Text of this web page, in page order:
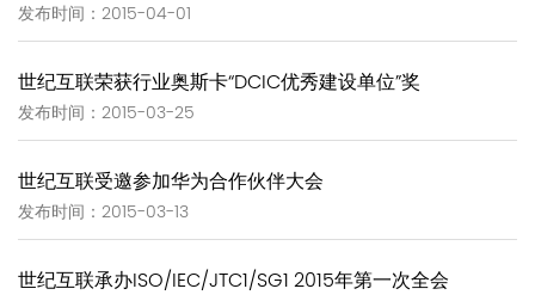
发布时间：2015-04-01
世纪互联荣获行业奥斯卡“DCIC优秀建设单位”奖
发布时间：2015-03-25
世纪互联受邀参加华为合作伙伴大会
发布时间：2015-03-13
世纪互联承办ISO/IEC/JTC1/SG1 2015年第一次全会